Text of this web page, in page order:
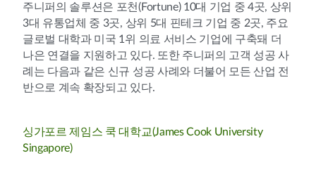
주니퍼의 솔루션은 포천(Fortune) 10대 기업 중 4곳, 상위
3대 유통업체 중 3곳, 상위 5대 핀테크 기업 중 2곳, 주요
글로벌 대학과 미국 1위 의료 서비스 기업에 구축돼 더
나은 연결을 지원하고 있다. 또한 주니퍼의 고객 성공 사
례는 다음과 같은 신규 성공 사례와 더불어 모든 산업 전
반으로 계속 확장되고 있다.
싱가포르 제임스 쿡 대학교(James Cook University
Singapore)